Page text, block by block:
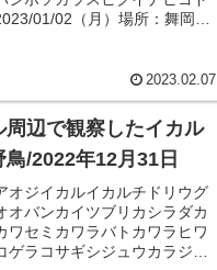
01/02（月）場所：舞岡公
2023.02.07
辺で観察したイカル
/2022年12月31日
オジイカルイカルチドリウグ
オバンカイツブリカシラダカ
ワセミカワラバトカワラヒワ
ゲラコサギシジュウカラジョ